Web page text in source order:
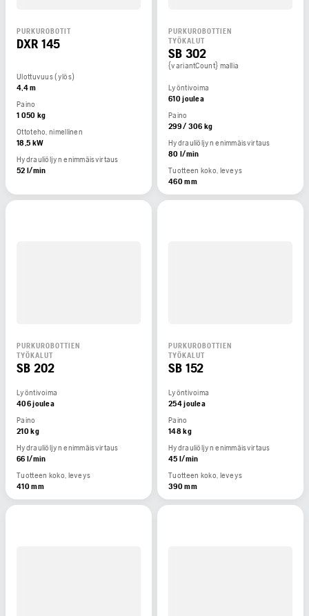
PURKUROBOTIT
DXR 145
Ulottuvuus (ylös)
4,4 m
Paino
1 050 kg
Ottoteho, nimellinen
18,5 kW
Hydrauliöljyn enimmäisvirtaus
52 l/min
PURKUROBOTTIEN
TYÖKALUT
SB 302
{variantCount} mallia
Lyöntivoima
610 joulea
Paino
299 / 306 kg
Hydrauliöljyn enimmäisvirtaus
80 l/min
Tuotteen koko, leveys
460 mm
PURKUROBOTTIEN
TYÖKALUT
SB 202
Lyöntivoima
406 joulea
Paino
210 kg
Hydrauliöljyn enimmäisvirtaus
66 l/min
Tuotteen koko, leveys
410 mm
PURKUROBOTTIEN
TYÖKALUT
SB 152
Lyöntivoima
254 joulea
Paino
148 kg
Hydrauliöljyn enimmäisvirtaus
45 l/min
Tuotteen koko, leveys
390 mm